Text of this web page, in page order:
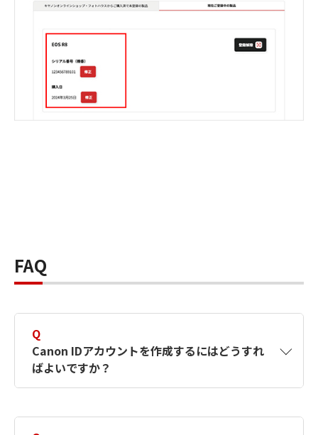
FAQ
Q
Canon IDアカウントを作成するにはどうすれ
ばよいですか？